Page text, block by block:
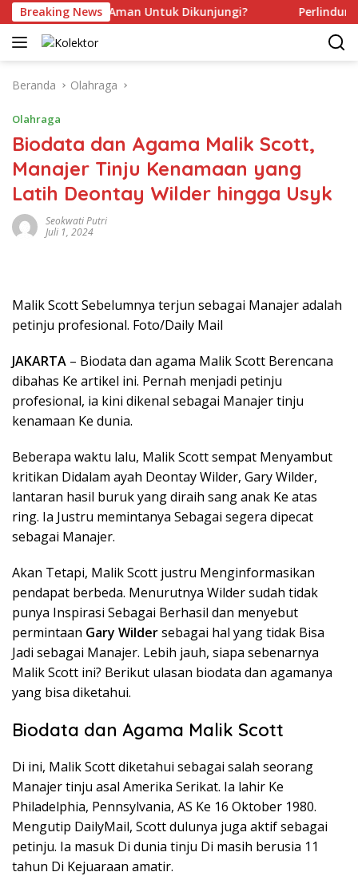
Langsung
ke
konten
Breaking News
Sudah Aman Untuk Dikunjungi? Perlindungan
Beranda Olahraga
Olahraga
Biodata dan Agama Malik Scott,
Manajer Tinju Kenamaan yang
Latih Deontay Wilder hingga Usyk
Seokwati Putri
Juli 1, 2024
Malik Scott Sebelumnya terjun sebagai Manajer adalah
petinju profesional. Foto/Daily Mail
JAKARTA – Biodata dan agama Malik Scott Berencana
dibahas Ke artikel ini. Pernah menjadi petinju
profesional, ia kini dikenal sebagai Manajer tinju
kenamaan Ke dunia.
Beberapa waktu lalu, Malik Scott sempat Menyambut
kritikan Didalam ayah Deontay Wilder, Gary Wilder,
lantaran hasil buruk yang diraih sang anak Ke atas
ring. Ia Justru memintanya Sebagai segera dipecat
sebagai Manajer.
Akan Tetapi, Malik Scott justru Menginformasikan
pendapat berbeda. Menurutnya Wilder sudah tidak
punya Inspirasi Sebagai Berhasil dan menyebut
permintaan Gary Wildersebagai hal yang tidak Bisa
Jadi sebagai Manajer. Lebih jauh, siapa sebenarnya
Malik Scott ini? Berikut ulasan biodata dan agamanya
yang bisa diketahui.
Biodata dan Agama Malik Scott
Di ini, Malik Scott diketahui sebagai salah seorang
Manajer tinju asal Amerika Serikat. Ia lahir Ke
Philadelphia, Pennsylvania, AS Ke 16 Oktober 1980.
Mengutip DailyMail, Scott dulunya juga aktif sebagai
petinju. Ia masuk Di dunia tinju Di masih berusia 11
tahun Di Kejuaraan amatir.